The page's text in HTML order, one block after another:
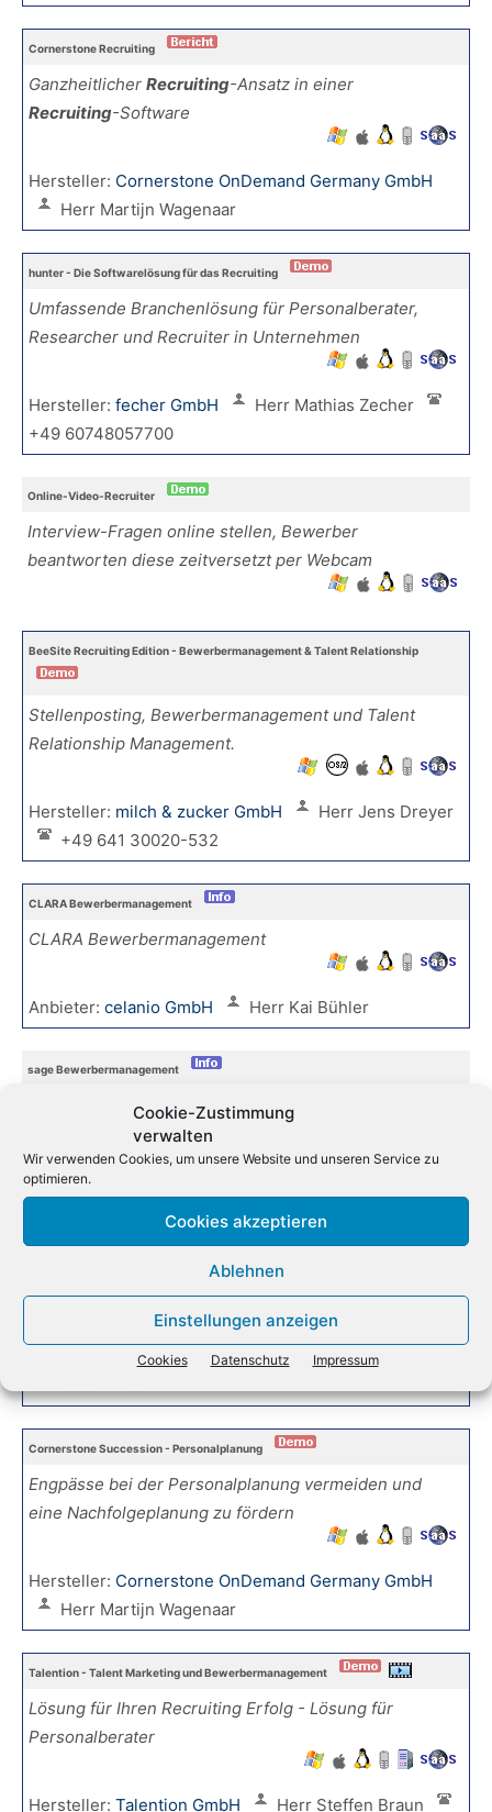
Cookie-Zustimmung
verwalten
Wir verwenden Cookies, um unsere Website und unseren Service zu
optimieren.
Cookies akzeptieren
Ablehnen
Einstellungen anzeigen
Cookies Datenschutz Impressum
Cornerstone Recruiting
Ganzheitlicher Recruiting-Ansatz in einer
Recruiting-Software
Hersteller: Cornerstone OnDemand Germany GmbH
Herr Martijn Wagenaar
hunter - Die Softwarelösung für das Recruiting
Umfassende Branchenlösung für Personalberater,
Researcher und Recruiter in Unternehmen
Hersteller: fecher GmbH
Herr Mathias Zecher
+49 60748057700
Online-Video-Recruiter
Interview-Fragen online stellen, Bewerber
beantworten diese zeitversetzt per Webcam
BeeSite Recruiting Edition - Bewerbermanagement & Talent Relationship
Stellenposting, Bewerbermanagement und Talent
Relationship Management.
Hersteller: milch & zucker GmbH
Herr Jens Dreyer
+49 641 30020-532
CLARA Bewerbermanagement
CLARA Bewerbermanagement
Anbieter: celanio GmbH Herr Kai Bühler
sage Bewerbermanagement
von der Ausschreibung über
Vorstellungsgespräche bis hin zur Einstellung
eines Bewerbers
Sage Business Cloud People ist die weltweit
Sage GmbH Herr Pawel Klaus
Cornerstone Succession - Personalplanung
Engpässe bei der Personalplanung vermeiden und
eine Nachfolgeplanung zu fördern
Hersteller: Cornerstone OnDemand Germany GmbH
Herr Martijn Wagenaar
Talention - Talent Marketing und Bewerbermanagement
Lösung für Ihren Recruiting Erfolg - Lösung für
Personalberater
Hersteller: Talention GmbH
Herr Steffen Braun